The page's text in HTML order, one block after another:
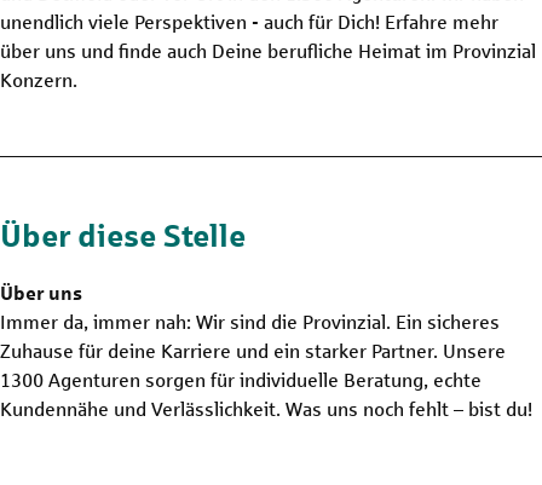
unendlich viele Perspektiven - auch für Dich! Erfahre mehr
über uns und finde auch Deine berufliche Heimat im Provinzial
Konzern.
Über diese Stelle
Über uns
Immer da, immer nah: Wir sind die Provinzial. Ein sicheres
Zuhause für deine Karriere und ein starker Partner. Unsere
1300 Agenturen sorgen für individuelle Beratung, echte
Kundennähe und Verlässlichkeit. Was uns noch fehlt – bist du!